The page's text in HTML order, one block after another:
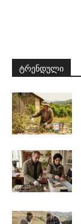
ტრენდული